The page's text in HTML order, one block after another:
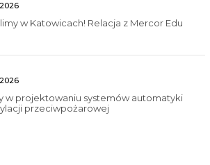
w Katowicach! Relacja z Mercor Edu
w projektowaniu systemów automatyki
przeciwpożarowej